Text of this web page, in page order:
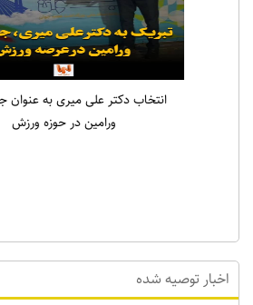
انتخاب دکتر علی میری به عنوان
ورامین در حوزه ورزش
اخبار توصیه شده